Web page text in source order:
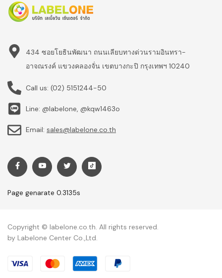
434 ซอยโยธินพัฒนา ถนนเลียบทางด่วนรามอินทรา-
อาจณรงค์ แขวงคลองจั่น เขตบางกะปิ กรุงเทพฯ 10240
Call us: (02) 5151244-50
Line: @labelone, @kqw1463o
Email: sales@labelone.co.th
Page genarate 0.3135s
Copyright © labelone.co.th. All rights reserved.
by Labelone Center Co.,Ltd.